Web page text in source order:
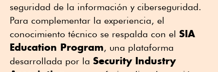
seguridad de la información y ciberseguridad.
Para complementar la experiencia, el
conocimiento técnico se respalda con el SIA
Education Program, una plataforma
desarrollada por la Security Industry